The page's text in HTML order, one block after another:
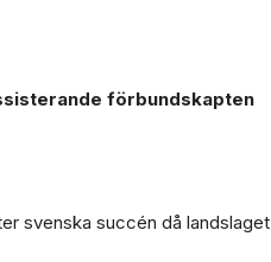
förbundskapten
svenska succén då landslaget